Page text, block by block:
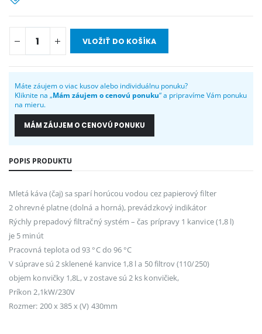
VLOŽIŤ DO KOŠÍKA
Máte záujem o viac kusov alebo individuálnu ponuku?
Kliknite na „Mám záujem o cenovú ponuku“ a pripravíme Vám ponuku
na mieru.
MÁM ZÁUJEM O CENOVÚ PONUKU
POPIS PRODUKTU
Mletá káva (čaj) sa sparí horúcou vodou cez papierový filter
2 ohrevné platne (dolná a horná), prevádzkový indikátor
Rýchly prepadový filtračný systém – čas prípravy 1 kanvice (1,8 l)
je 5 minút
Pracovná teplota od 93 °C do 96 °C
V súprave sú 2 sklenené kanvice 1,8 l a 50 filtrov (110/250)
objem konvičky 1,8L, v zostave sú 2 ks konvičiek,
Príkon 2,1kW/230V
Rozmer: 200 x 385 x (V) 430mm